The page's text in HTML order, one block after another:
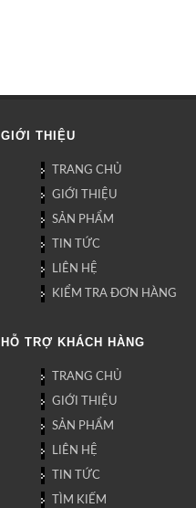
GIỚI THIỆU
TRANG CHỦ
GIỚI THIỆU
SẢN PHẨM
TIN TỨC
LIÊN HỆ
KIỂM TRA ĐƠN HÀNG
HỖ TRỢ KHÁCH HÀNG
TRANG CHỦ
GIỚI THIỆU
SẢN PHẨM
LIÊN HỆ
TIN TỨC
TÌM KIẾM